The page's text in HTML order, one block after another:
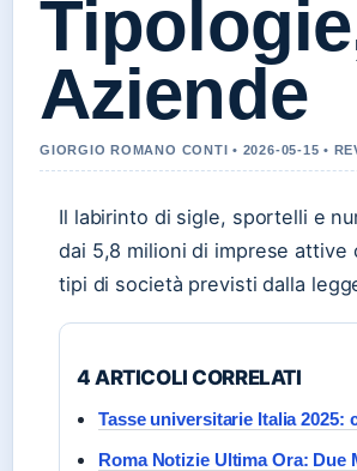
Aziende
GIORGIO ROMANO CONTI • 2026-05-15 •
Il labirinto di sigle, sportelli e
dai 5,8 milioni di imprese
tipi di società previsti dalla
4 ARTICOLI CORRELATI
Tasse universitarie Italia 2025:
Roma Notizie Ultima Ora: Due